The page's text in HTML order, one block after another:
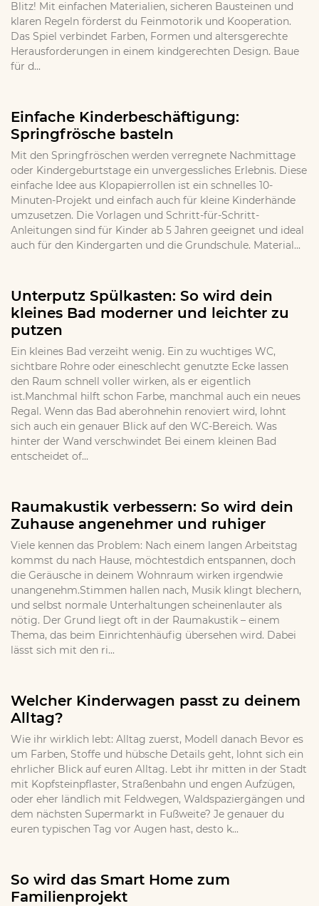
Blitz! Mit einfachen Materialien, sicheren Bausteinen und
klaren Regeln förderst du Feinmotorik und Kooperation.
Das Spiel verbindet Farben, Formen und altersgerechte
Herausforderungen in einem kindgerechten Design. Baue
für d...
Einfache Kinderbeschäftigung:
Springfrösche basteln
Mit den Springfröschen werden verregnete Nachmittage
oder Kindergeburtstage ein unvergessliches Erlebnis. Diese
einfache Idee aus Klopapierrollen ist ein schnelles 10-
Minuten-Projekt und einfach auch für kleine Kinderhände
umzusetzen. Die Vorlagen und Schritt-für-Schritt-
Anleitungen sind für Kinder ab 5 Jahren geeignet und ideal
auch für den Kindergarten und die Grundschule. Material...
Unterputz Spülkasten: So wird dein
kleines Bad moderner und leichter zu
putzen
Ein kleines Bad verzeiht wenig. Ein zu wuchtiges WC,
sichtbare Rohre oder eineschlecht genutzte Ecke lassen
den Raum schnell voller wirken, als er eigentlich
ist.Manchmal hilft schon Farbe, manchmal auch ein neues
Regal. Wenn das Bad aberohnehin renoviert wird, lohnt
sich auch ein genauer Blick auf den WC-Bereich. Was
hinter der Wand verschwindet Bei einem kleinen Bad
entscheidet of...
Raumakustik verbessern: So wird dein
Zuhause angenehmer und ruhiger
Viele kennen das Problem: Nach einem langen Arbeitstag
kommst du nach Hause, möchtestdich entspannen, doch
die Geräusche in deinem Wohnraum wirken irgendwie
unangenehm.Stimmen hallen nach, Musik klingt blechern,
und selbst normale Unterhaltungen scheinenlauter als
nötig. Der Grund liegt oft in der Raumakustik – einem
Thema, das beim Einrichtenhäufig übersehen wird. Dabei
lässt sich mit den ri...
Welcher Kinderwagen passt zu deinem
Alltag?
Wie ihr wirklich lebt: Alltag zuerst, Modell danach Bevor es
um Farben, Stoffe und hübsche Details geht, lohnt sich ein
ehrlicher Blick auf euren Alltag. Lebt ihr mitten in der Stadt
mit Kopfsteinpflaster, Straßenbahn und engen Aufzügen,
oder eher ländlich mit Feldwegen, Waldspaziergängen und
dem nächsten Supermarkt in Fußweite? Je genauer du
euren typischen Tag vor Augen hast, desto k...
So wird das Smart Home zum
Familienprojekt